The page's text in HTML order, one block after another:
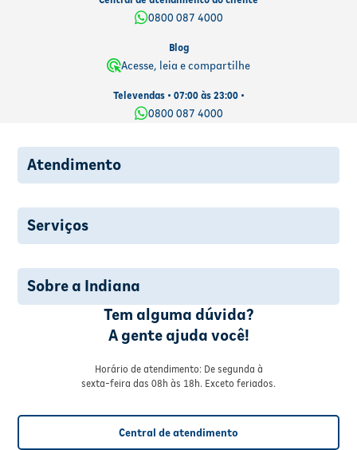
0800 087 4000
Blog
Acesse, leia e compartilhe
Televendas • 07:00 às 23:00 •
0800 087 4000
Atendimento
Serviços
Sobre a Indiana
Tem alguma dúvida?
A gente ajuda você!
Horário de atendimento: De segunda à
sexta-feira das 08h às 18h. Exceto feriados.
Central de atendimento